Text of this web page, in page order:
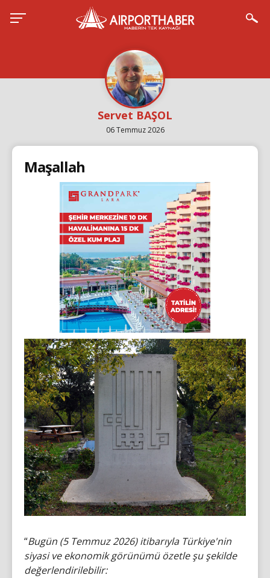
Servet BAŞOL
06 Temmuz 2026
Maşallah
“Bugün (5 Temmuz 2026) itibarıyla Türkiye'nin
siyasi ve ekonomik görünümü özetle şu şekilde
değerlendirilebilir: